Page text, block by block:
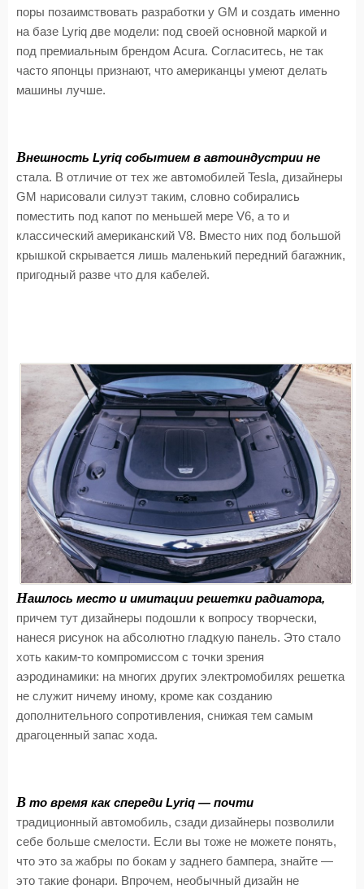
поры позаимствовать разработки у GM и создать именно
на базе Lyriq две модели: под своей основной маркой и
под премиальным брендом Acura. Согласитесь, не так
часто японцы признают, что американцы умеют делать
машины лучше.
Внешность Lyriq событием в автоиндустрии не
стала. В отличие от тех же автомобилей Tesla, дизайнеры
GM нарисовали силуэт таким, словно собирались
поместить под капот по меньшей мере V6, а то и
классический американский V8. Вместо них под большой
крышкой скрывается лишь маленький передний багажник,
пригодный разве что для кабелей.
Нашлось место и имитации решетки радиатора,
причем тут дизайнеры подошли к вопросу творчески,
нанеся рисунок на абсолютно гладкую панель. Это стало
хоть каким-то компромиссом с точки зрения
аэродинамики: на многих других электромобилях решетка
не служит ничему иному, кроме как созданию
дополнительного сопротивления, снижая тем самым
драгоценный запас хода.
В то время как спереди Lyriq — почти
традиционный автомобиль, сзади дизайнеры позволили
себе больше смелости. Если вы тоже не можете понять,
что это за жабры по бокам у заднего бампера, знайте —
это такие фонари. Впрочем, необычный дизайн не